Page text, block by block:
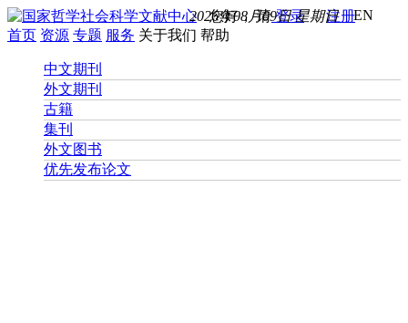
您好， 请登录 注册EN
2026年08月09日 星期日
首页 资源 专题 服务 关于我们 帮助
中文期刊
外文期刊
古籍
集刊
外文图书
优先发布论文